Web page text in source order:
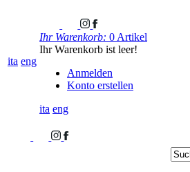
ita eng
Ihr Warenkorb: 0 Artikel
Ihr Warenkorb ist leer!
Anmelden
Konto erstellen
ita eng